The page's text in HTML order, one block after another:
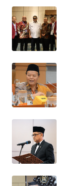
WAHANA
SPORT
WAHANA
UMKM
WAHANA
SELEB
PERSONA
WAHANA
OTOMOTIF